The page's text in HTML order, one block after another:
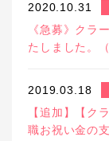
2020.10.31
《急募》クラ
たしました。
2019.03.18
【追加】【ク
職お祝い金の